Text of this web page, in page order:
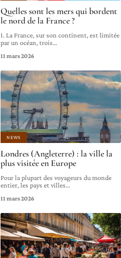
Quelles sont les mers qui bordent
le nord de la France ?
1. La France, sur son continent, est limitée
par un océan, trois…
11 mars 2026
NEWS
Londres (Angleterre) : la ville la
plus visitée en Europe
Pour la plupart des voyageurs du monde
entier, les pays et villes…
11 mars 2026